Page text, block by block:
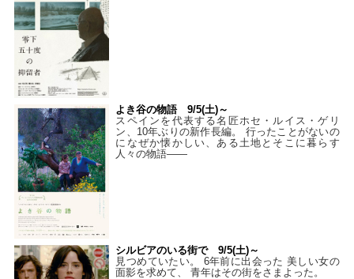
よき谷の物語 9/5(土)～
スペインを代表する名匠ホセ・ルイス・ゲリ
ン、10年ぶりの新作長編。 行ったことがないの
になぜか懐かしい、ある土地とそこに暮らす
人々の物語――
シルビアのいる街で 9/5(土)～
見つめていたい。 6年前に出会った 美しい女の
面影を求めて、 青年はその街をさまよった。